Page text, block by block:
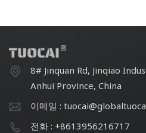
8# Jinquan Rd, Jinqiao
Anhui Province, China
이메일 :
전화 : +8613956216717